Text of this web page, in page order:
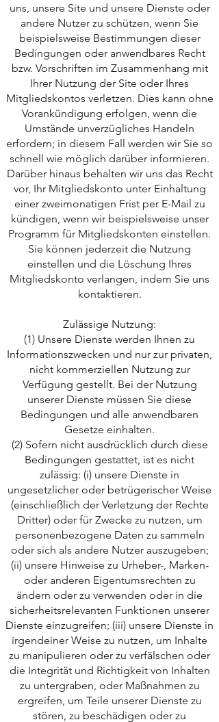
uns, unsere Site und unsere Dienste oder
andere Nutzer zu schützen, wenn Sie
beispielsweise Bestimmungen dieser
Bedingungen oder anwendbares Recht
bzw. Vorschriften im Zusammenhang mit
Ihrer Nutzung der Site oder Ihres
Mitgliedskontos verletzen. Dies kann ohne
Vorankündigung erfolgen, wenn die
Umstände unverzügliches Handeln
erfordern; in diesem Fall werden wir Sie so
schnell wie möglich darüber informieren.
Darüber hinaus behalten wir uns das Recht
vor, Ihr Mitgliedskonto unter Einhaltung
einer zweimonatigen Frist per E-Mail zu
kündigen, wenn wir beispielsweise unser
Programm für Mitgliedskonten einstellen.
Sie können jederzeit die Nutzung
einstellen und die Löschung Ihres
Mitgliedskonto verlangen, indem Sie uns
kontaktieren.
Zulässige Nutzung:
(1) Unsere Dienste werden Ihnen zu
Informationszwecken und nur zur privaten,
nicht kommerziellen Nutzung zur
Verfügung gestellt. Bei der Nutzung
unserer Dienste müssen Sie diese
Bedingungen und alle anwendbaren
Gesetze einhalten.
(2) Sofern nicht ausdrücklich durch diese
Bedingungen gestattet, ist es nicht
zulässig: (i) unsere Dienste in
ungesetzlicher oder betrügerischer Weise
(einschließlich der Verletzung der Rechte
Dritter) oder für Zwecke zu nutzen, um
personenbezogene Daten zu sammeln
oder sich als andere Nutzer auszugeben;
(ii) unsere Hinweise zu Urheber-, Marken-
oder anderen Eigentumsrechten zu
ändern oder zu verwenden oder in die
sicherheitsrelevanten Funktionen unserer
Dienste einzugreifen; (iii) unsere Dienste in
irgendeiner Weise zu nutzen, um Inhalte
zu manipulieren oder zu verfälschen oder
die Integrität und Richtigkeit von Inhalten
zu untergraben, oder Maßnahmen zu
ergreifen, um Teile unserer Dienste zu
stören, zu beschädigen oder zu